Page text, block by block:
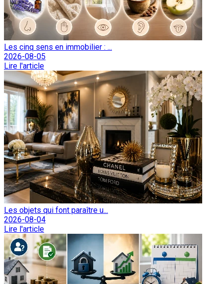
Les cinq sens en immobilier : ...
2026-08-05
Lire l'article
Les objets qui font paraître u...
2026-08-04
Lire l'article